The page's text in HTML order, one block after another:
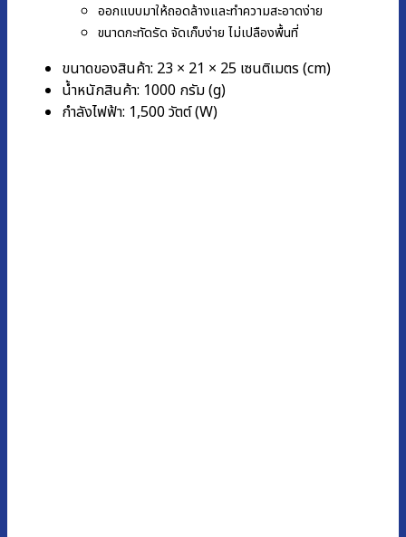
ออกแบบมาให้ถอดล้างและทำความสะอาดง่าย
ขนาดกะทัดรัด จัดเก็บง่าย ไม่เปลืองพื้นที่
ขนาดของสินค้า: 23 × 21 × 25 เซนติเมตร (cm)
น้ำหนักสินค้า: 1000 กรัม (g)
กำลังไฟฟ้า: 1,500 วัตต์ (W)